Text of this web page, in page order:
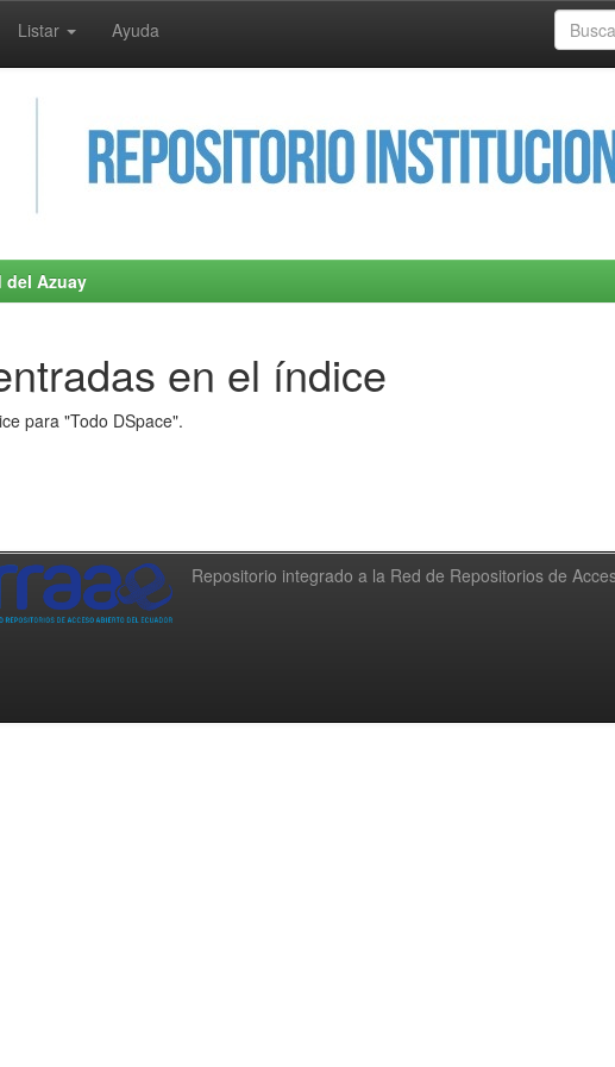
Listar Ayuda
del Azuay
en el índice
para "Todo DSpace".
Repositorio integrado a la Red de Repositorios de